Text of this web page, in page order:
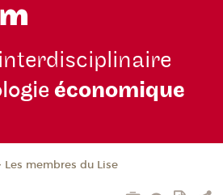
économique
Les membres du Lise